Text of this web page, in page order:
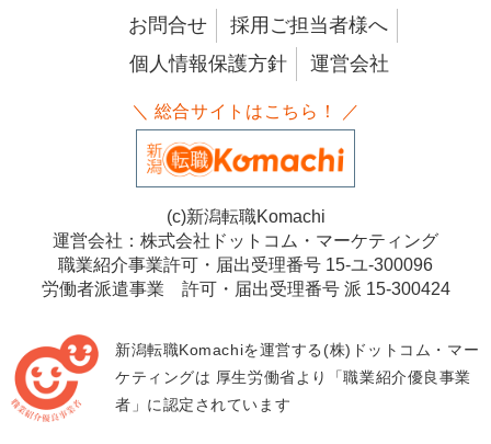
お問合せ
採用ご担当者様へ
個人情報保護方針
運営会社
＼ 総合サイトはこちら！ ／
(c)新潟転職Komachi
運営会社：株式会社ドットコム・マーケティング
職業紹介事業許可・届出受理番号 15-ユ-300096
労働者派遣事業 許可・届出受理番号 派 15-300424
新潟転職Komachiを運営する(株)ドットコム・マー
ケティングは 厚生労働省より「職業紹介優良事業
者」に認定されています